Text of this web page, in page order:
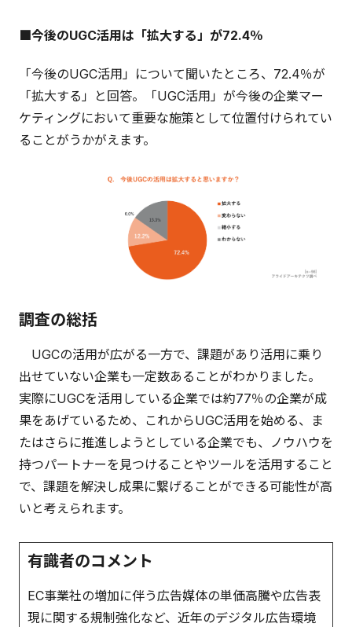
■今後のUGC活用は「拡大する」が72.4％
「今後のUGC活用」について聞いたところ、72.4％が
「拡大する」と回答。「UGC活用」が今後の企業マー
ケティングにおいて重要な施策として位置付けられてい
ることがうかがえます。
調査の総括
UGCの活用が広がる一方で、課題があり活用に乗り
出せていない企業も一定数あることがわかりました。
実際にUGCを活用している企業では約77％の企業が成
果をあげているため、これからUGC活用を始める、ま
たはさらに推進しようとしている企業でも、ノウハウを
持つパートナーを見つけることやツールを活用すること
で、課題を解決し成果に繋げることができる可能性が高
いと考えられます。
有識者のコメント
EC事業社の増加に伴う広告媒体の単価高騰や広告表
現に関する規制強化など、近年のデジタル広告環境